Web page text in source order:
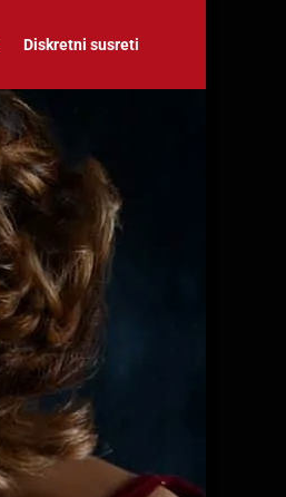
Diskretni susreti